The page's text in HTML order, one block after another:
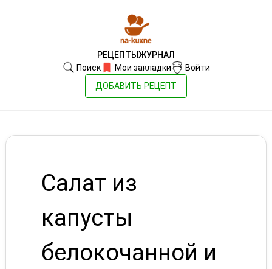
РЕЦЕПТЫ ЖУРНАЛ
Поиск
Мои закладки
Войти
ДОБАВИТЬ РЕЦЕПТ
Салат из
капусты
белокочанной и